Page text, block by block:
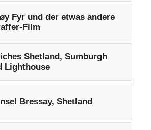
Fyr und der etwas andere
Film
Shetland, Sumburgh
Lighthouse
Bressay, Shetland